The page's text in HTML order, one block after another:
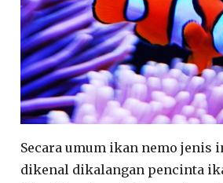
Secara umum ikan nemo jenis
dikenal dikalangan pencinta